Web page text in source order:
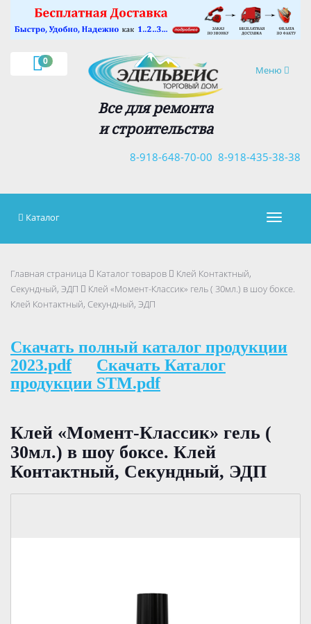
0
Навигация
Меню
Все для ремонта
и строительства
8-918-435-38-38
8-918-648-70-00
×
Каталог
Главная страница Каталог товаров
Клей Контактный,
Секундный, ЭДП
Клей «Момент-Классик» гель ( 30мл.) в шоу боксе.
Клей Контактный, Секундный, ЭДП
Скачать полный каталог продукции
2023.pdf
Скачать Каталог
продукции STM.pdf
Клей «Момент-Классик» гель (
30мл.) в шоу боксе. Клей
Контактный, Секундный, ЭДП